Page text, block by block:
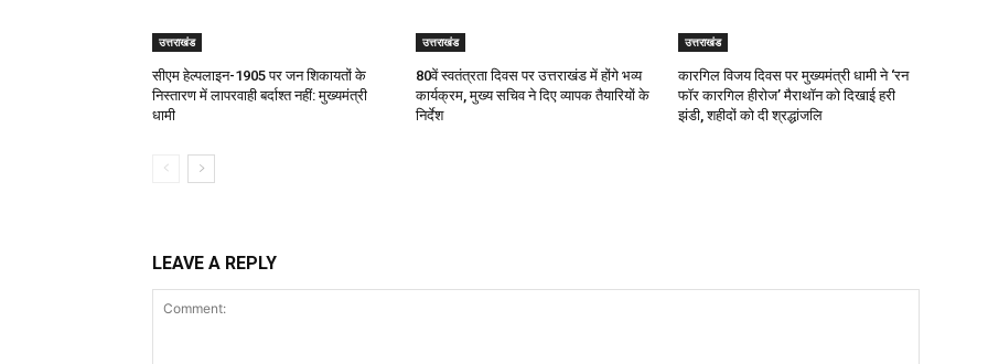
उत्तराखंड
सीएम हेल्पलाइन-1905 पर जन शिकायतों के
निस्तारण में लापरवाही बर्दाश्त नहीं: मुख्यमंत्री
धामी
उत्तराखंड
80वें स्वतंत्रता दिवस पर उत्तराखंड में होंगे भव्य
कार्यक्रम, मुख्य सचिव ने दिए व्यापक तैयारियों के
निर्देश
उत्तराखंड
कारगिल विजय दिवस पर मुख्यमंत्री धामी ने ‘रन
फॉर कारगिल हीरोज’ मैराथॉन को दिखाई हरी
झंडी, शहीदों को दी श्रद्धांजलि
LEAVE A REPLY